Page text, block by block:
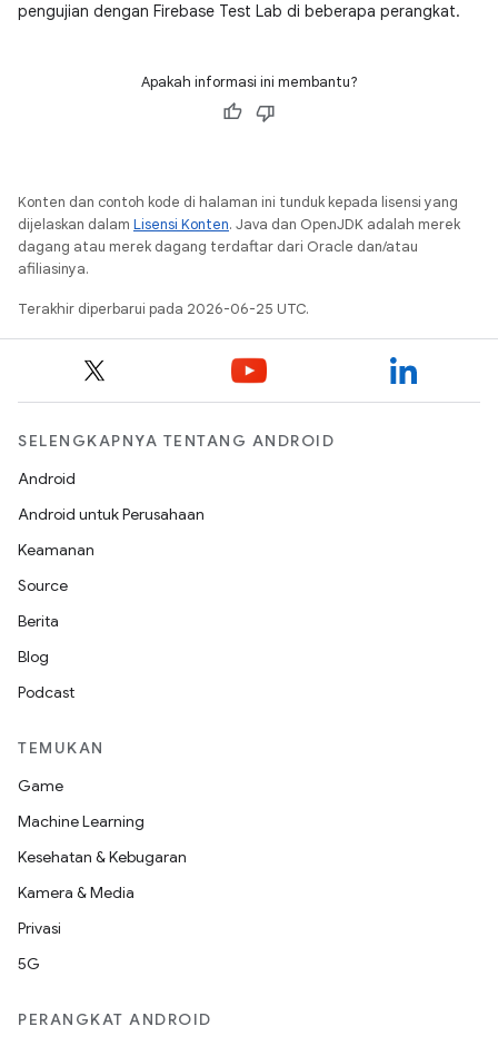
pengujian dengan Firebase Test Lab di beberapa perangkat.
Apakah informasi ini membantu?
Konten dan contoh kode di halaman ini tunduk kepada lisensi yang
dijelaskan dalam Lisensi Konten. Java dan OpenJDK adalah merek
dagang atau merek dagang terdaftar dari Oracle dan/atau
afiliasinya.
Terakhir diperbarui pada 2026-06-25 UTC.
SELENGKAPNYA TENTANG ANDROID
Android
Android untuk Perusahaan
Keamanan
Source
Berita
Blog
Podcast
TEMUKAN
Game
Machine Learning
Kesehatan & Kebugaran
Kamera & Media
Privasi
5G
PERANGKAT ANDROID